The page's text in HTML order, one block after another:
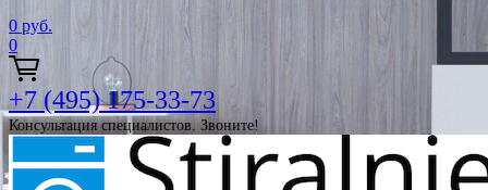
0 руб.
0
+7 (495) 175-33-73
Консультация специалистов. Звоните!